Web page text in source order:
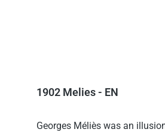
1902 Melies - EN
Georges Méliès was an